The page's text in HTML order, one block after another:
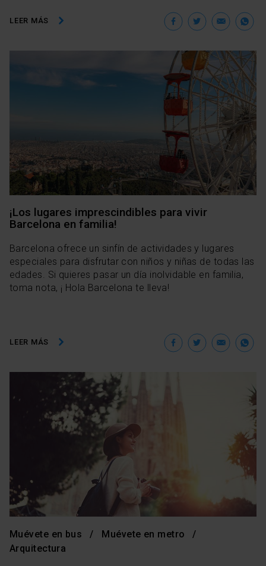
LEER MÁS Facebook
Twitter
¡Los lugares imprescindibles para vivir
Barcelona en familia!
Barcelona ofrece un sinfín de actividades y lugares
especiales para disfrutar con niños y niñas de todas las
edades. Si quieres pasar un día inolvidable en familia,
toma nota, ¡ Hola Barcelona te lleva!
LEER MÁS Facebook
Twitter
Muévete en bus
Muévete en metro
Arquitectura